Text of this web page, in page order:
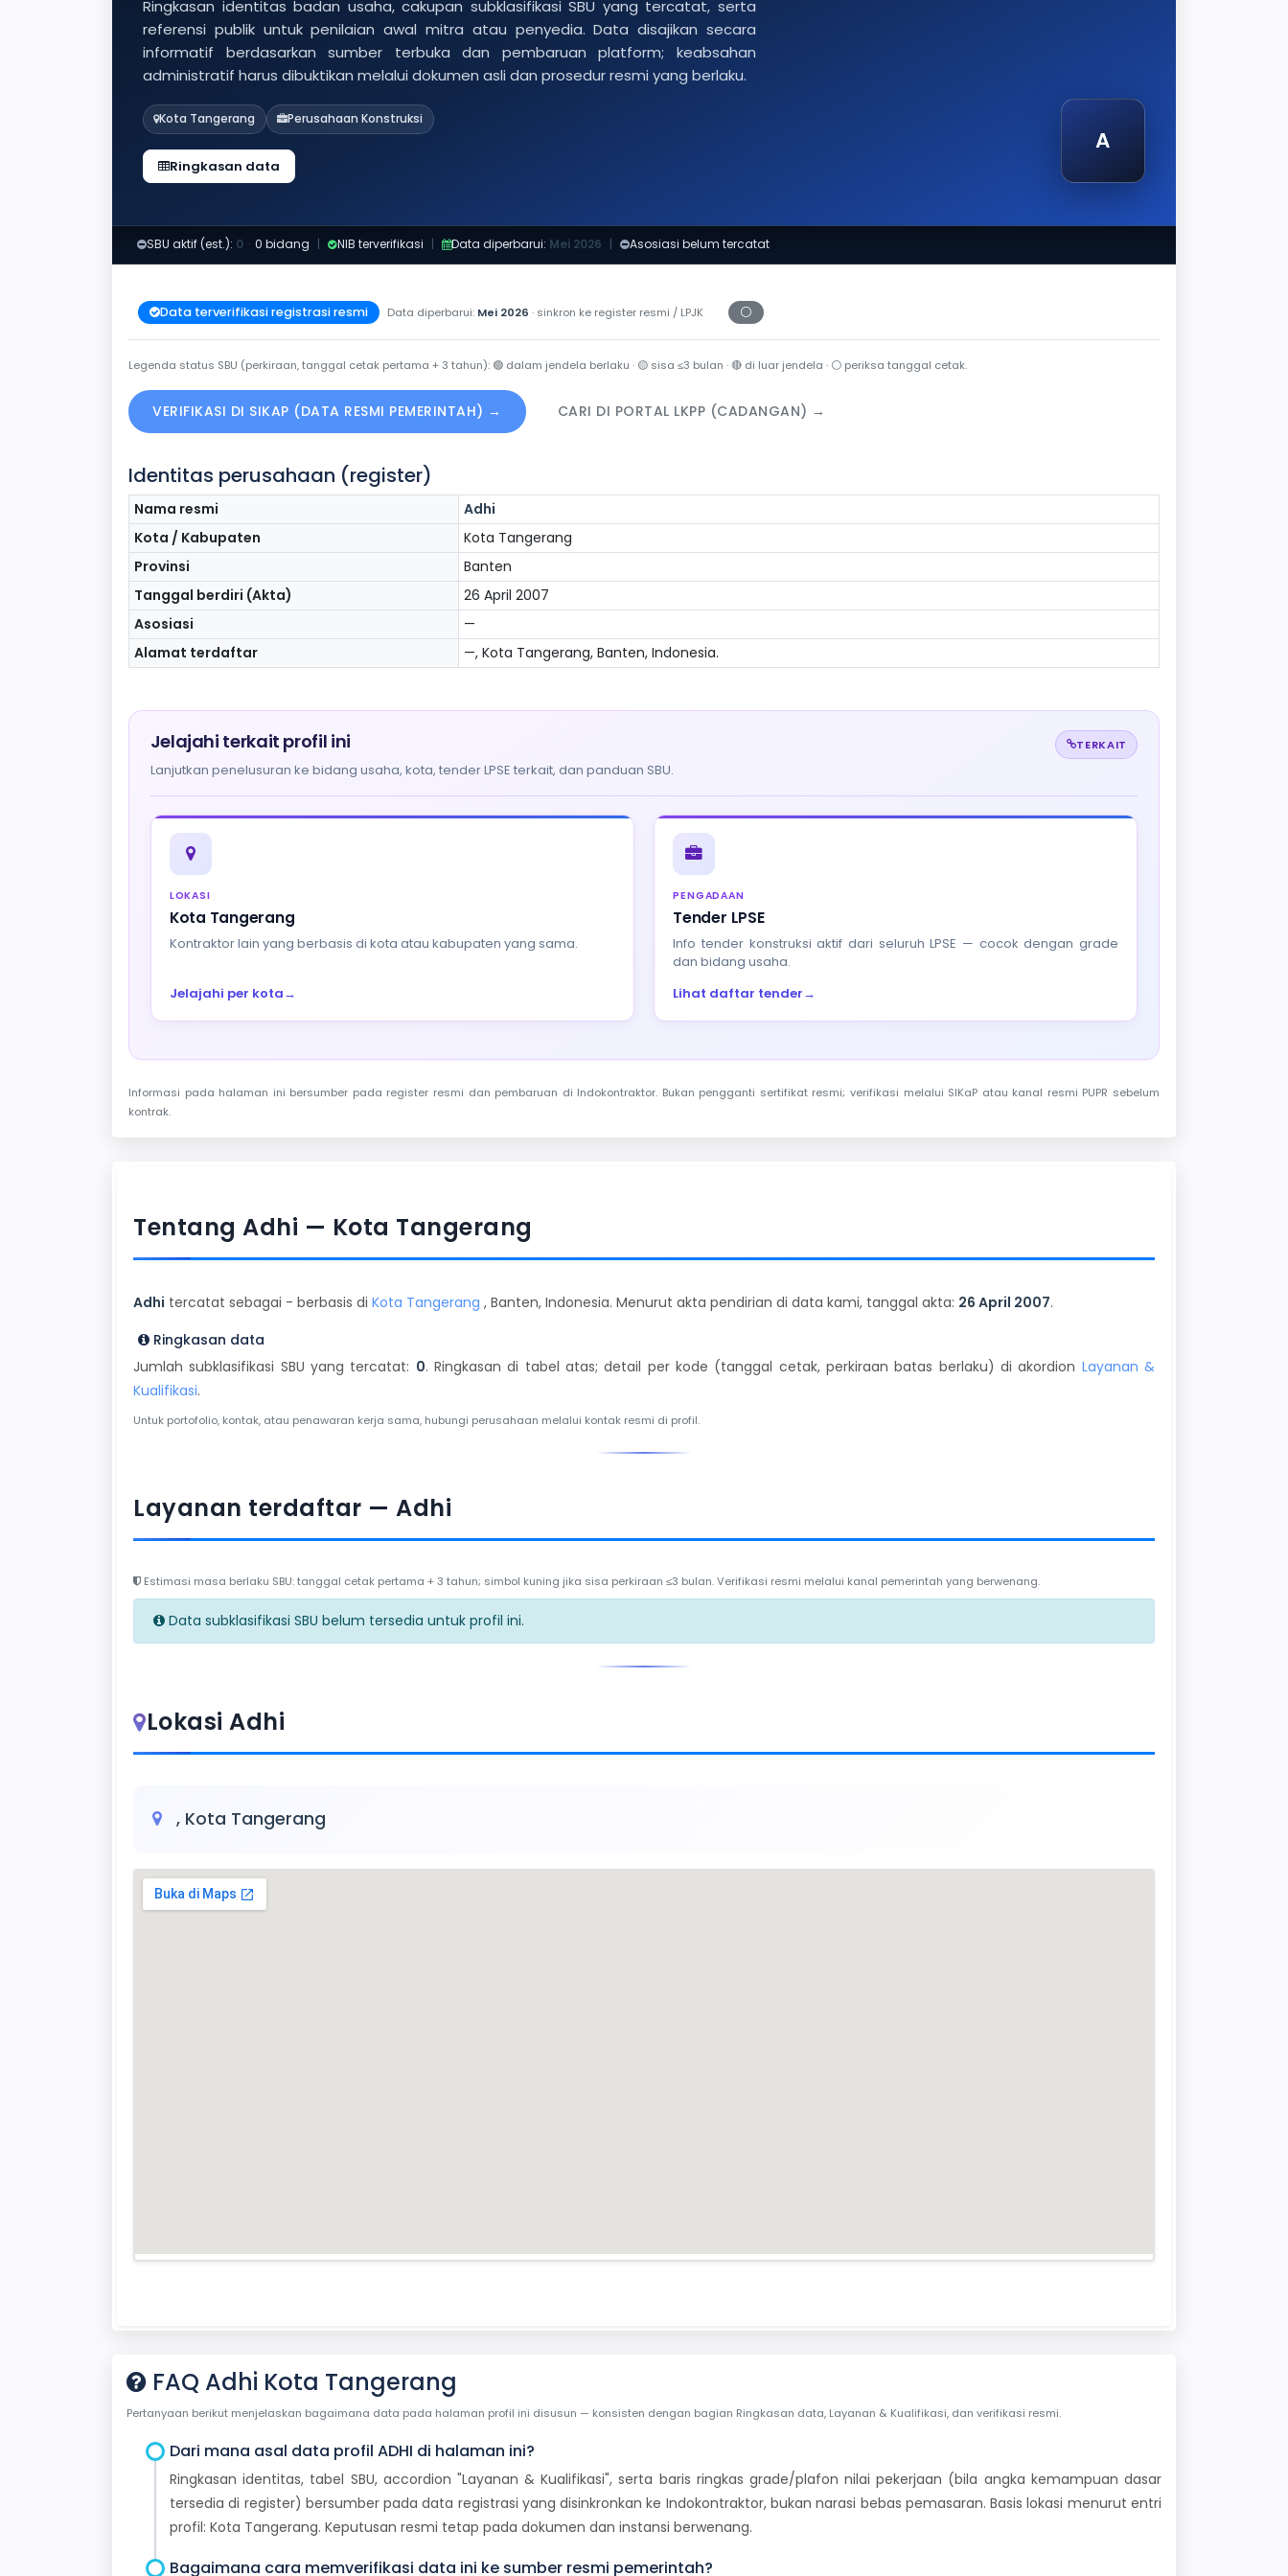
Ringkasan identitas badan usaha, cakupan subklasifikasi SBU yang tercatat, serta
referensi publik untuk penilaian awal mitra atau penyedia. Data disajikan secara
informatif berdasarkan sumber terbuka dan pembaruan platform; keabsahan
administratif harus dibuktikan melalui dokumen asli dan prosedur resmi yang berlaku.
Kota Tangerang Perusahaan Konstruksi
Ringkasan data
A
SBU aktif (est.): 0 · 0 bidang | NIB terverifikasi | Data diperbarui: Mei 2026 | Asosiasi belum tercatat
Data terverifikasi registrasi resmi Data diperbarui: Mei 2026 · sinkron ke register resmi / LPJK ⚪
Periksa tanggal cetak
Legenda status SBU (perkiraan, tanggal cetak pertama + 3 tahun): 🟢 dalam jendela berlaku · 🟡 sisa ≤3 bulan ·🔴 di luar jendela · ⚪ periksa tanggal cetak.
VERIFIKASI DI SIKAP (DATA RESMI PEMERINTAH) → CARI DI PORTAL LKPP (CADANGAN) →
Identitas perusahaan (register)
Nama resmi
Adhi
Kota / Kabupaten
Kota Tangerang
Provinsi
Banten
Tanggal berdiri (Akta)
26 April 2007
Asosiasi
—
Alamat terdaftar
—, Kota Tangerang, Banten, Indonesia.
Jelajahi terkait profil ini
Lanjutkan penelusuran ke bidang usaha, kota, tender LPSE terkait, dan panduan SBU.
TERKAIT
LOKASI
Kota Tangerang
Kontraktor lain yang berbasis di kota atau kabupaten yang sama.
Jelajahi per kota→
PENGADAAN
Tender LPSE
Info tender konstruksi aktif dari seluruh LPSE — cocok dengan grade
dan bidang usaha.
Lihat daftar tender→
Informasi pada halaman ini bersumber pada register resmi dan pembaruan di Indokontraktor. Bukan pengganti sertifikat resmi; verifikasi melalui SIKaP atau kanal resmi PUPR sebelum
kontrak.
Tentang Adhi — Kota Tangerang
Adhi tercatat sebagai - berbasis di Kota Tangerang , Banten, Indonesia. Menurut akta pendirian di data kami, tanggal akta: 26 April 2007.
Ringkasan data
Jumlah subklasifikasi SBU yang tercatat: 0. Ringkasan di tabel atas; detail per kode (tanggal cetak, perkiraan batas berlaku) di akordion Layanan &
Kualifikasi.
Untuk portofolio, kontak, atau penawaran kerja sama, hubungi perusahaan melalui kontak resmi di profil.
Layanan terdaftar — Adhi
Estimasi masa berlaku SBU: tanggal cetak pertama + 3 tahun; simbol kuning jika sisa perkiraan ≤3 bulan. Verifikasi resmi melalui kanal pemerintah yang berwenang.
Data subklasifikasi SBU belum tersedia untuk profil ini.
Lokasi Adhi
, Kota Tangerang
FAQ Adhi Kota Tangerang
Pertanyaan berikut menjelaskan bagaimana data pada halaman profil ini disusun — konsisten dengan bagian Ringkasan data, Layanan & Kualifikasi, dan verifikasi resmi.
Dari mana asal data profil ADHI di halaman ini?
Ringkasan identitas, tabel SBU, accordion "Layanan & Kualifikasi", serta baris ringkas grade/plafon nilai pekerjaan (bila angka kemampuan dasar
tersedia di register) bersumber pada data registrasi yang disinkronkan ke Indokontraktor, bukan narasi bebas pemasaran. Basis lokasi menurut entri
profil: Kota Tangerang. Keputusan resmi tetap pada dokumen dan instansi berwenang.
Bagaimana cara memverifikasi data ini ke sumber resmi pemerintah?